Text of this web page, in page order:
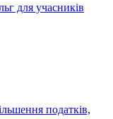
для учасників
податків,